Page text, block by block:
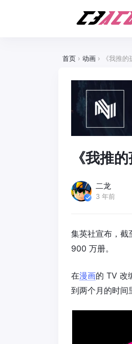
首页 › 动画 › 《我推
《我推
二龙
3 年前
集英社宣布，截
900 万册。
在漫画的 TV 改
到两个月的时间